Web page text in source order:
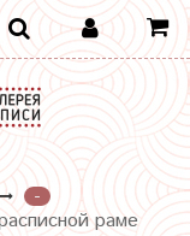
-
раме